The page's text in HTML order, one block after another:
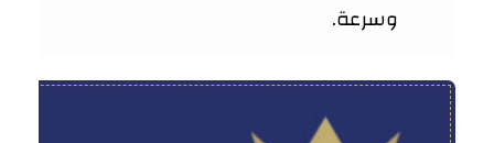
وسرعة.